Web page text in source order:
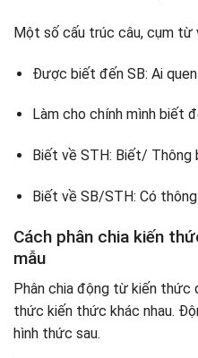
Một số cấu trúc câu, cụm từ
Được biết đến SB: Ai
Làm cho chính mình biết
Biết về STH: Biết/ Thông
Biết về SB/STH: Có
Cách phân chia kiến
mẫu
Phân chia động từ kiến ​​thức
thức kiến ​​thức khác nhau.
hình thức sau.